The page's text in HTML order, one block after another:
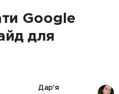
Google
для
Дар'я